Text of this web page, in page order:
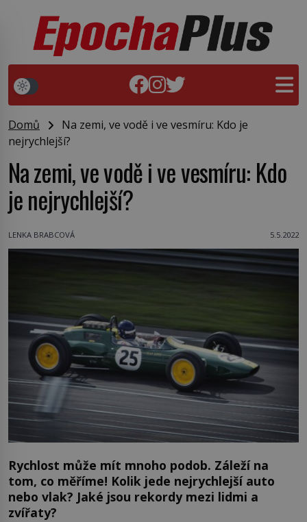
Domů
Na zemi, ve vodě i ve vesmíru: Kdo je
nejrychlejší?
Na zemi, ve vodě i ve vesmíru: Kdo
je nejrychlejší?
LENKA BRABCOVÁ 5.5.2022
Rychlost může mít mnoho podob. Záleží na
tom, co měříme! Kolik jede nejrychlejší auto
nebo vlak? Jaké jsou rekordy mezi lidmi a
zvířaty?